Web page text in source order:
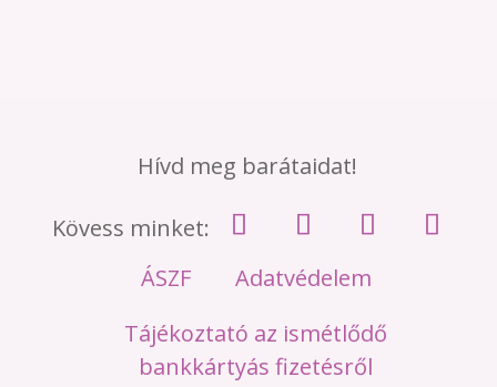
Hívd meg barátaidat!
Kövess minket:
ÁSZF
Adatvédelem
Tájékoztató az ismétlődő
bankkártyás fizetésről